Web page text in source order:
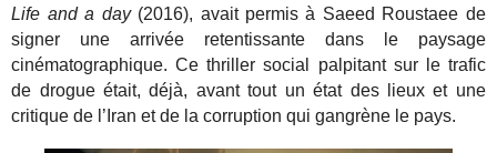
Life and a day(2016), avait permis à Saeed Roustaee de
signer une arrivée retentissante dans le paysage
cinématographique. Ce thriller social palpitant sur le trafic
de drogue était, déjà, avant tout un état des lieux et une
critique de l’Iran et de la corruption qui gangrène le pays.